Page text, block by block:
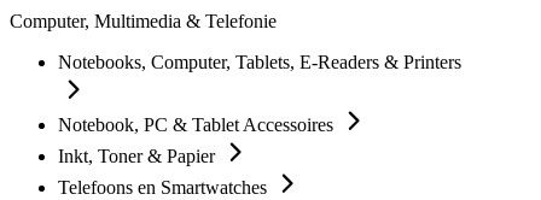
Computer, Multimedia & Telefonie
Notebooks, Computer, Tablets, E-Readers & Printers
Notebook, PC & Tablet Accessoires
Inkt, Toner & Papier
Telefoons en Smartwatches